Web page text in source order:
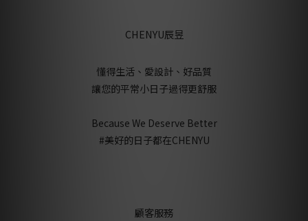
CHENYU辰昱
懂得生活、愛設計、好品質
讓您的平常小日子過得更舒服
Because We Deserve Better
#美好的日子都在CHENYU
顧客服務